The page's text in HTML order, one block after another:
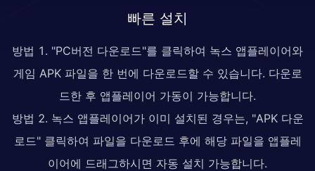
빠른 설치
방법 1. "PC버전 다운로드"를 클릭하여 녹스 앱플레이어와
게임 APK 파일을 한 번에 다운로드할 수 있습니다. 다운로
드한 후 앱플레이어 가동이 가능합니다.
방법 2. 녹스 앱플레이어가 이미 설치된 경우는, "APK 다운
로드" 클릭하여 파일을 다운로드 후에 해당 파일을 앱플레
이어에 드래그하시면 자동 설치 가능합니다.